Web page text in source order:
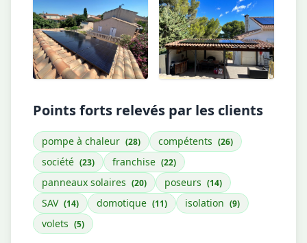
Points forts relevés par les clients
pompe à chaleur (28) compétents (26)
société (23) franchise (22)
panneaux solaires (20) poseurs (14)
SAV (14) domotique (11) isolation (9)
volets (5)